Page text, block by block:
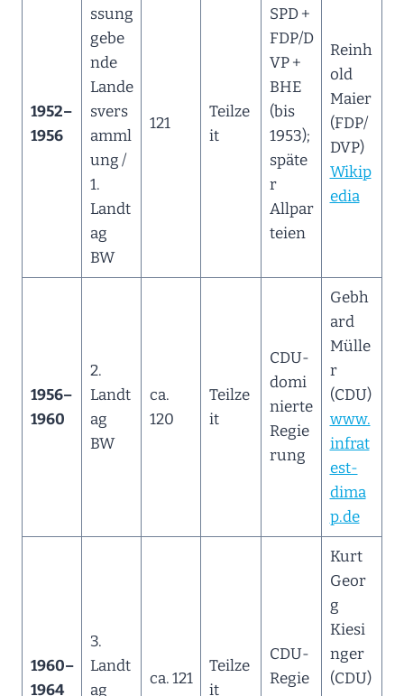
1952–
1956
ssung
gebe
nde
Lande
svers
amml
ung /
1.
Landt
ag
BW
121
Teilze
it
SPD +
FDP/D
VP +
BHE
(bis
1953);
späte
r
Allpar
teien
Reinh
old
Maier
(FDP/
DVP)
Wikip
edia
1956–
1960
2.
Landt
ag
BW
ca.
120
Teilze
it
CDU-
domi
nierte
Regie
rung
Gebh
ard
Mülle
r
(CDU)
www.
infrat
est-
dima
p.de
1960–
1964
3.
Landt
ag
ca. 121
Teilze
it
CDU-
Regie
Kurt
Geor
g
Kiesi
nger
(CDU)